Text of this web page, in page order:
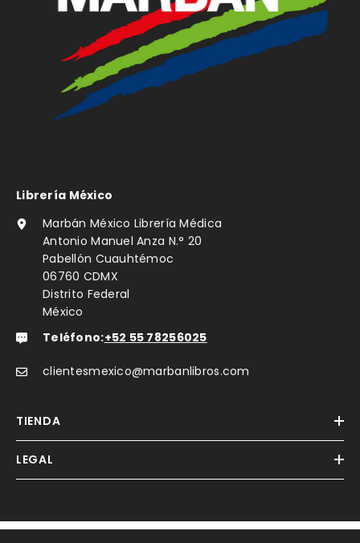
Librería México
Marbán México Librería Médica
Antonio Manuel Anza N.° 20
Pabellón Cuauhtémoc
06760 CDMX
Distrito Federal
México
Teléfono:+52 55 78256025
clientesmexico@marbanlibros.com
TIENDA
LEGAL